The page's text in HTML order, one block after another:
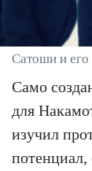
Сатоши и
Само
для
изучил
потенциал,